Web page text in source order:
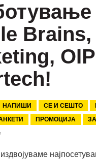
OIP
НАПИШИ СЕ И СЕШТО
ПРОМОЦИЈА